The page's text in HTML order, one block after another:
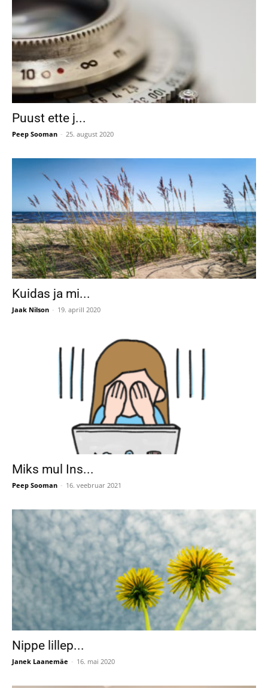
Puust ette j...
Peep Sooman - 25. august 2020
Kuidas ja mi...
Jaak Nilson - 19. aprill 2020
Miks mul Ins...
Peep Sooman - 16. veebruar 2021
Nippe lillep...
Janek Laanemäe - 16. mai 2020